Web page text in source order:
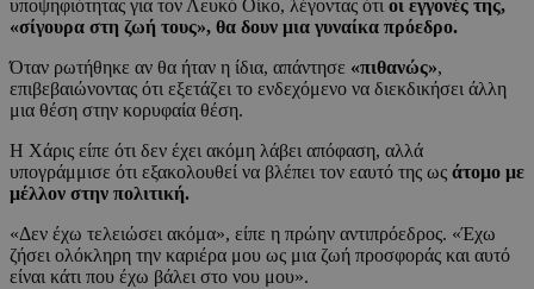
υποψηφιότητας για τον Λευκό Οίκο, λέγοντας ότι οι εγγονές της,
«σίγουρα στη ζωή τους», θα δουν μια γυναίκα πρόεδρο.
Όταν ρωτήθηκε αν θα ήταν η ίδια, απάντησε «πιθανώς»,
επιβεβαιώνοντας ότι εξετάζει το ενδεχόμενο να διεκδικήσει άλλη
μια θέση στην κορυφαία θέση.
Η Χάρις είπε ότι δεν έχει ακόμη λάβει απόφαση, αλλά
υπογράμμισε ότι εξακολουθεί να βλέπει τον εαυτό της ως άτομο με
μέλλον στην πολιτική.
«Δεν έχω τελειώσει ακόμα», είπε η πρώην αντιπρόεδρος. «Έχω
ζήσει ολόκληρη την καριέρα μου ως μια ζωή προσφοράς και αυτό
είναι κάτι που έχω βάλει στο νου μου».